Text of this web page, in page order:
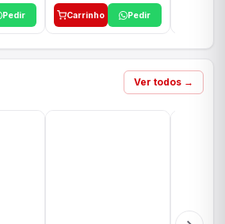
Pedir Carrinho Pedir
Ver todos →